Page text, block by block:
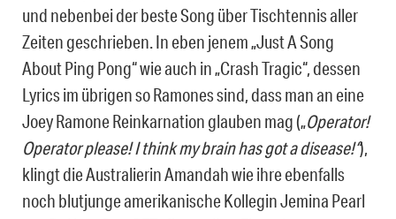
und nebenbei der beste Song über Tischtennis aller
Zeiten geschrieben. In eben jenem „Just A Song
About Ping Pong“ wie auch in „Crash Tragic“, dessen
Lyrics im übrigen so Ramones sind, dass man an eine
Joey Ramone Reinkarnation glauben mag („Operator!
Operator please! I think my brain has got a disease!“),
klingt die Australierin Amandah wie ihre ebenfalls
noch blutjunge amerikanische Kollegin Jemina Pearl